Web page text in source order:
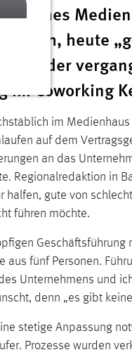
heute
bei der
im Coworking
im
auf dem
an das
Regionalredaktion in
gute von
führen möchte.
fünf Personen.
Unternehmens und
denn „es gibt
stetige Anpassung
Prozesse wurden